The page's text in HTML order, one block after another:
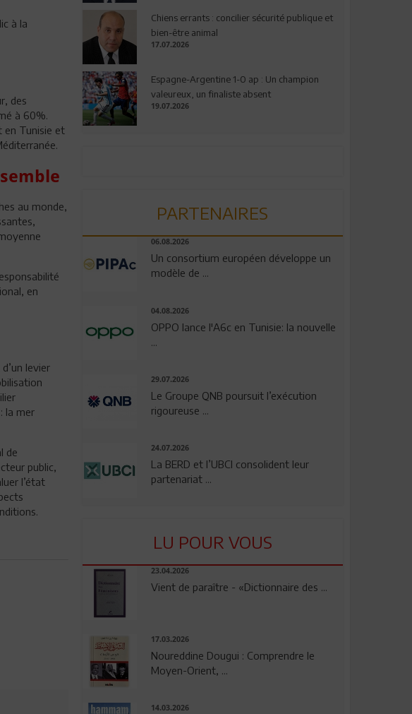
à la
des
à 60%.
en Tunisie et
au monde,
en
levier
la mer
de
public,
l’état
Chiens errants : concilier sécurité publique et
bien-être animal
17.07.2026
Espagne-Argentine 1-0 ap : Un champion
valeureux, un finaliste absent
19.07.2026
PARTENAIRES
06.08.2026
Un consortium européen développe un
modèle de ...
04.08.2026
OPPO lance l'A6c en Tunisie: la nouvelle
...
29.07.2026
Le Groupe QNB poursuit l’exécution
rigoureuse ...
24.07.2026
La BERD et l’UBCI consolident leur
partenariat ...
LU POUR VOUS
23.04.2026
Vient de paraître - «Dictionnaire des ...
17.03.2026
Noureddine Dougui : Comprendre le
Moyen-Orient, ...
14.03.2026